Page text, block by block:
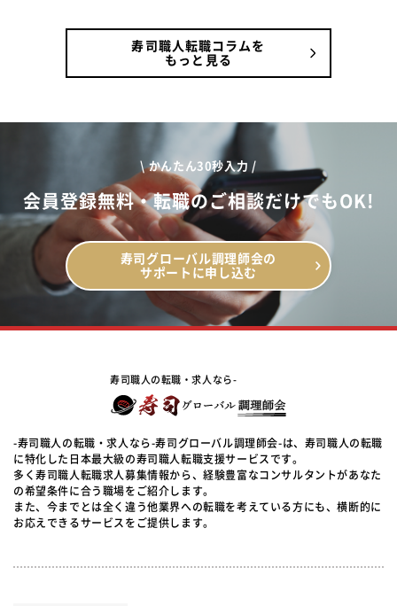
寿司職人転職コラムを
もっと見る
\ かんたん30秒入力 /
会員登録無料・転職のご相談だけでもOK!
寿司グローバル調理師会の
サポートに申し込む
寿司職人の転職・求人なら-
-寿司職人の転職・求人なら-寿司グローバル調理師会-は、寿司職人の転職
に特化した日本最大級の寿司職人転職支援サービスです。
多く寿司職人転職求人募集情報から、経験豊富なコンサルタントがあなた
の希望条件に合う職場をご紹介します。
また、今までとは全く違う他業界への転職を考えている方にも、横断的に
お応えできるサービスをご提供します。